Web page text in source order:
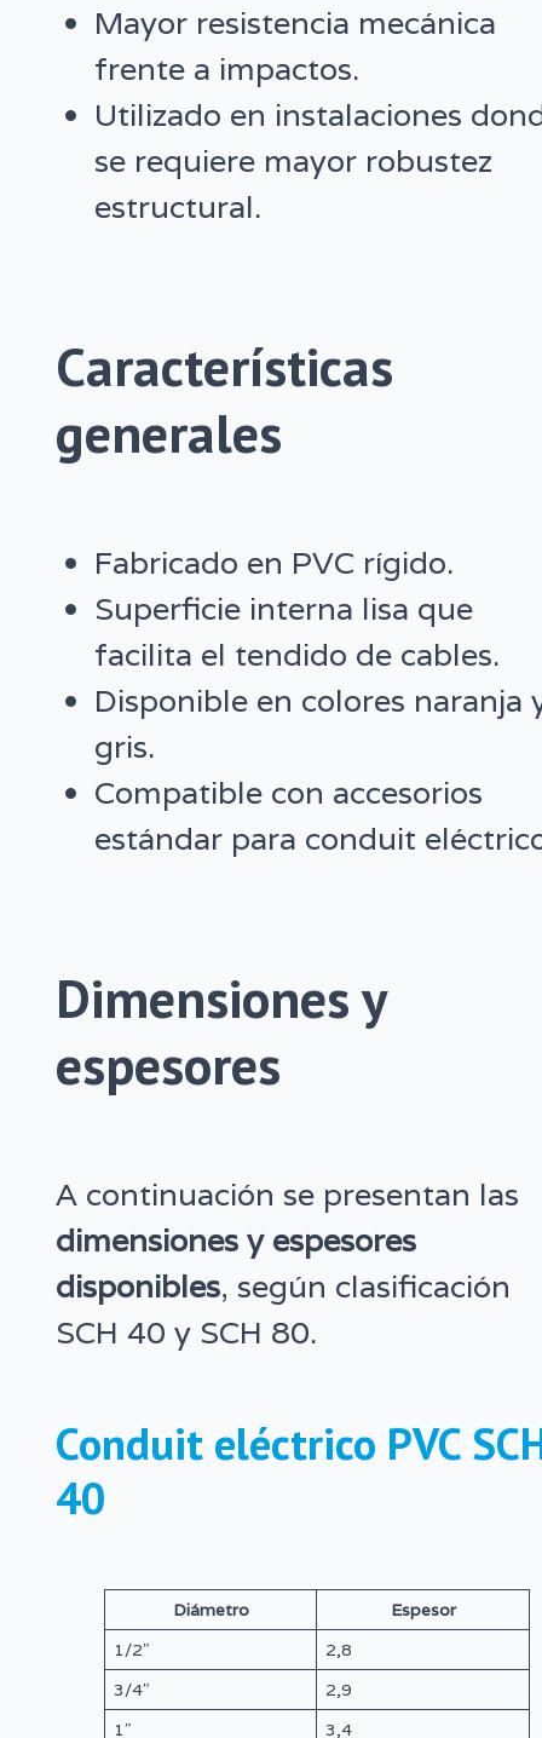
Mayor resistencia mecánica
frente a impactos.
Utilizado en instalaciones
se requiere mayor robustez
estructural.
Características
generales
Fabricado en PVC rígido.
Superficie interna lisa que
facilita el tendido de cables.
Disponible en colores naranja
gris.
Compatible con accesorios
estándar para conduit
Dimensiones y
espesores
A continuación se presentan las
dimensiones y espesores
disponibles, según clasificación
SCH 40 y SCH 80.
Conduit eléctrico PVC
40
Diámetro
Espesor
1/2″
2,8
3/4″
2,9
1″
3,4